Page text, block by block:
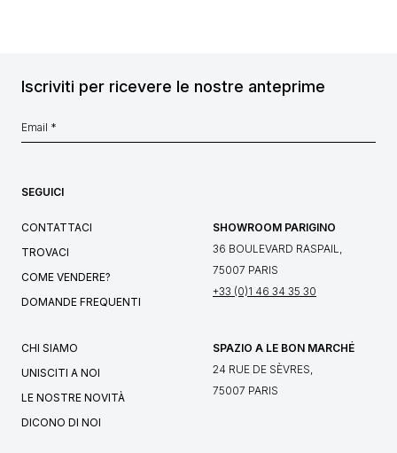
Iscriviti per ricevere le nostre anteprime
SEGUICI
CONTATTACI
TROVACI
COME VENDERE?
DOMANDE FREQUENTI
SHOWROOM PARIGINO
36 BOULEVARD RASPAIL,
75007 PARIS
+33 (0)1 46 34 35 30
CHI SIAMO
UNISCITI A NOI
LE NOSTRE NOVITÀ
DICONO DI NOI
SPAZIO A LE BON MARCHÉ
24 RUE DE SÈVRES,
75007 PARIS